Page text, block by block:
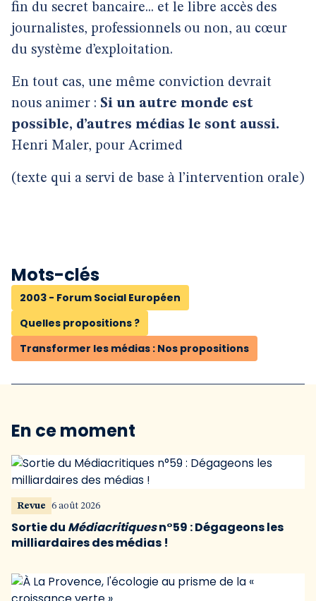
fin du secret bancaire... et le libre accès des
journalistes, professionnels ou non, au cœur
du système d’exploitation.
En tout cas, une même conviction devrait
nous animer : Si un autre monde est
possible, d’autres médias le sont aussi.
Henri Maler, pour Acrimed
(texte qui a servi de base à l’intervention orale)
Mots-clés
2003 - Forum Social Européen
Quelles propositions ?
Transformer les médias : Nos propositions
En ce moment
Revue 6 août 2026
Sortie du Médiacritiquesn°59 : Dégageons les
milliardaires des médias !